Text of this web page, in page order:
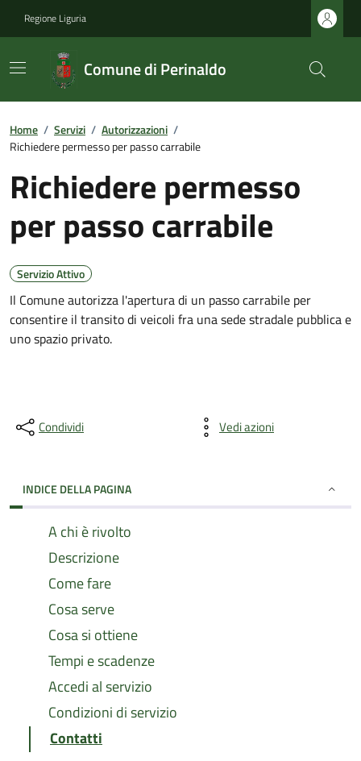
Regione Liguria
Comune di Perinaldo
Home / Servizi / Autorizzazioni /
Richiedere permesso per passo carrabile
Richiedere permesso
per passo carrabile
Servizio Attivo
Il Comune autorizza l'apertura di un passo carrabile per
consentire il transito di veicoli fra una sede stradale pubblica e
uno spazio privato.
Condividi Vedi azioni
INDICE DELLA PAGINA
A chi è rivolto
Descrizione
Come fare
Cosa serve
Cosa si ottiene
Tempi e scadenze
Accedi al servizio
Condizioni di servizio
Contatti